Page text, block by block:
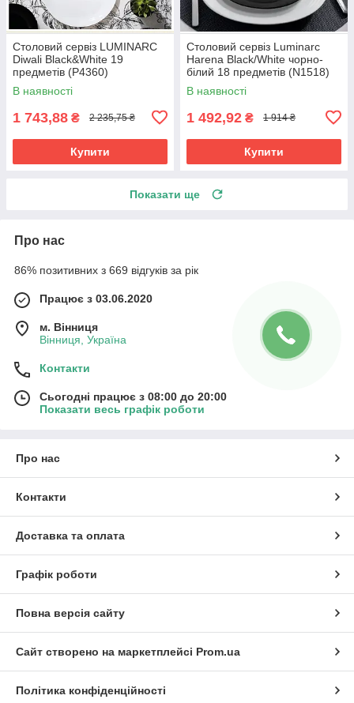
Столовий сервіз LUMINARC
Diwali Black&White 19
предметів (P4360)
В наявності
1 743,88 ₴ 2 235,75 ₴
Купити
Столовий сервіз Luminarc
Harena Black/White чорно-
білий 18 предметів (N1518)
В наявності
1 492,92 ₴ 1 914 ₴
Купити
Показати ще
Про нас
86% позитивних з 669 відгуків за рік
Працює з 03.06.2020
м. Вінниця
Вінниця, Україна
Контакти
Сьогодні працює з 08:00 до 20:00
Показати весь графік роботи
Про нас
Контакти
Доставка та оплата
Графік роботи
Повна версія сайту
Сайт створено на маркетплейсі Prom.ua
Політика конфіденційності